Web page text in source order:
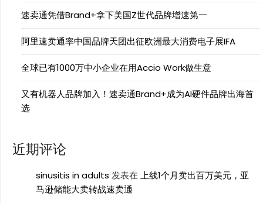
速卖通凭借Brand+拿下美国Z世代品牌增速第一
阿里速卖通率中国品牌天团出征欧洲最大消费电子展IFA
全球已有1000万中小企业在用Accio Work做生意
又有机器人品牌加入！速卖通Brand+成为AI硬件品牌出海首
选
近期评论
sinusitis in adults 发表在 上线1个月卖出百万美元，亚
马逊储能大卖转战速卖通